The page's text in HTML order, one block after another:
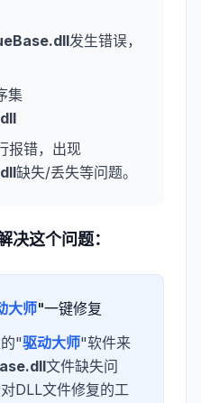
发生错误，
集
报错，出现
缺失/丢失等问题。
决这个问题：
大师"一键修复
"驱动大师"软件来
文件缺失问
DLL文件修复的工